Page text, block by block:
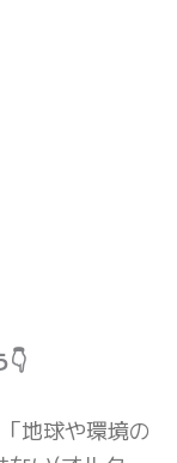
地球や環境の